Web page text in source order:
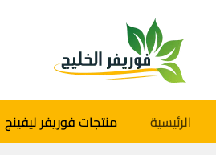
الرئيسية منتجات فوريفر ليفينج